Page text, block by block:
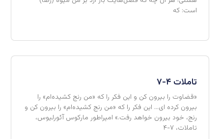
است: که
تاملات ۴-۷
«قضاوت را بیرون کن و این فکر را که «من رنج کشیده‌ام» را
بیرون کرده ای… این فکر را که «من رنج کشیده‌ام» را بیرون کن و
رنج، خود بیرون خواهد رفت.» امپراطور مارکوس آئورلیوس،
تاملات، ۷-۴